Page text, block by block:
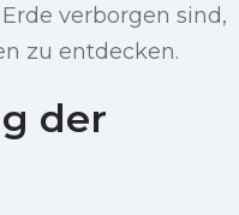
verborgen sind,
zu entdecken.
der